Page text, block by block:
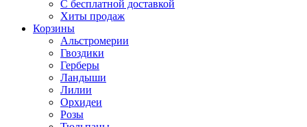
С бесплатной доставкой
Хиты продаж
Корзины
Альстромерии
Гвоздики
Герберы
Ландыши
Лилии
Орхидеи
Розы